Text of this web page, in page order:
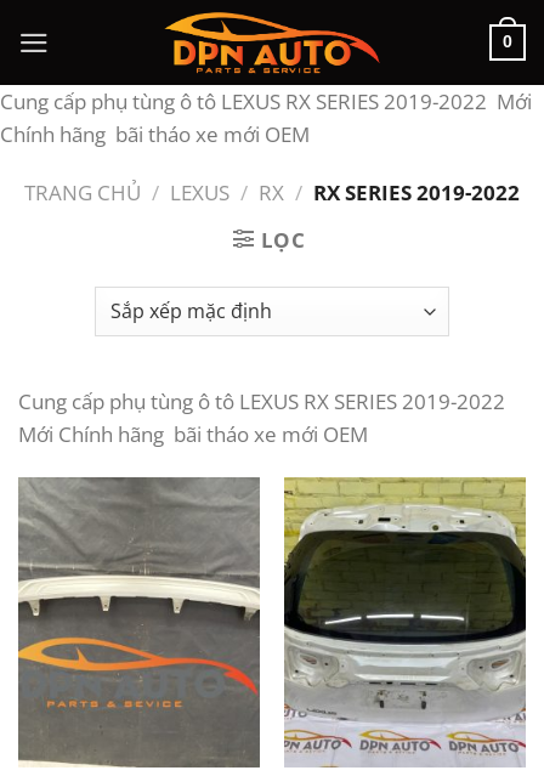
đến
nội
dung
0
Cung cấp phụ tùng ô tô LEXUS RX SERIES 2019-2022 Mới
Chính hãng bãi tháo xe mới OEM
TRANG CHỦ / LEXUS / RX / RX SERIES 2019-2022
LỌC
Cung cấp phụ tùng ô tô LEXUS RX SERIES 2019-2022
Mới Chính hãng bãi tháo xe mới OEM